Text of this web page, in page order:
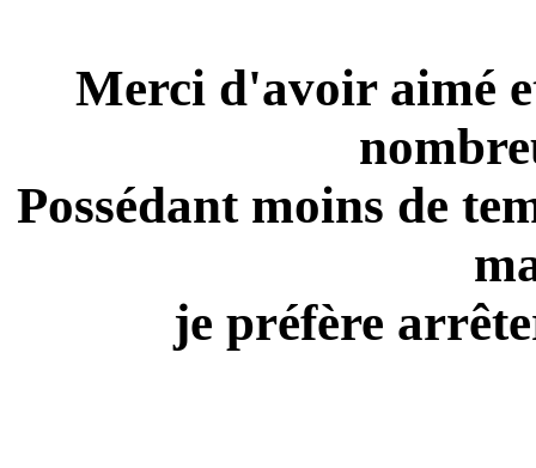
Merci d'avoir aimé
Possédant moins de
je préfère